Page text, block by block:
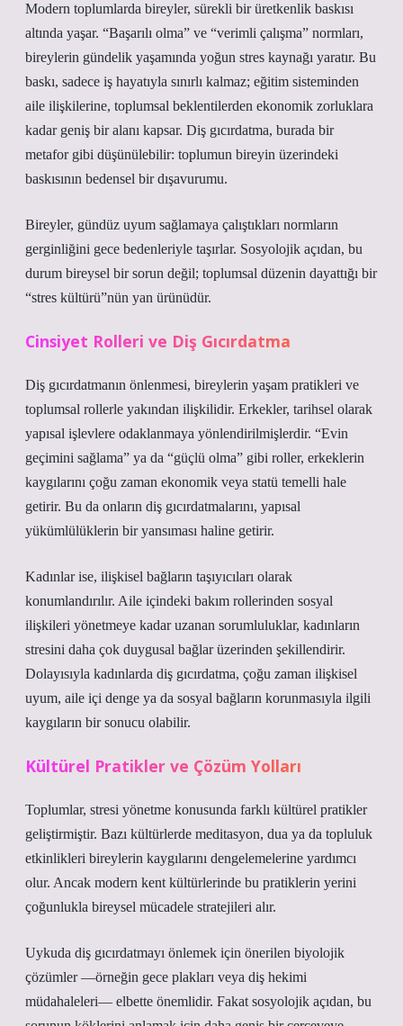
Modern toplumlarda bireyler, sürekli bir üretkenlik baskısı
altında yaşar. “Başarılı olma” ve “verimli çalışma” normları,
bireylerin gündelik yaşamında yoğun stres kaynağı yaratır. Bu
baskı, sadece iş hayatıyla sınırlı kalmaz; eğitim sisteminden
aile ilişkilerine, toplumsal beklentilerden ekonomik zorluklara
kadar geniş bir alanı kapsar. Diş gıcırdatma, burada bir
metafor gibi düşünülebilir: toplumun bireyin üzerindeki
baskısının bedensel bir dışavurumu.
Bireyler, gündüz uyum sağlamaya çalıştıkları normların
gerginliğini gece bedenleriyle taşırlar. Sosyolojik açıdan, bu
durum bireysel bir sorun değil; toplumsal düzenin dayattığı bir
“stres kültürü”nün yan ürünüdür.
Cinsiyet Rolleri ve Diş Gıcırdatma
Diş gıcırdatmanın önlenmesi, bireylerin yaşam pratikleri ve
toplumsal rollerle yakından ilişkilidir. Erkekler, tarihsel olarak
yapısal işlevlere odaklanmaya yönlendirilmişlerdir. “Evin
geçimini sağlama” ya da “güçlü olma” gibi roller, erkeklerin
kaygılarını çoğu zaman ekonomik veya statü temelli hale
getirir. Bu da onların diş gıcırdatmalarını, yapısal
yükümlülüklerin bir yansıması haline getirir.
Kadınlar ise, ilişkisel bağların taşıyıcıları olarak
konumlandırılır. Aile içindeki bakım rollerinden sosyal
ilişkileri yönetmeye kadar uzanan sorumluluklar, kadınların
stresini daha çok duygusal bağlar üzerinden şekillendirir.
Dolayısıyla kadınlarda diş gıcırdatma, çoğu zaman ilişkisel
uyum, aile içi denge ya da sosyal bağların korunmasıyla ilgili
kaygıların bir sonucu olabilir.
Kültürel Pratikler ve Çözüm Yolları
Toplumlar, stresi yönetme konusunda farklı kültürel pratikler
geliştirmiştir. Bazı kültürlerde meditasyon, dua ya da topluluk
etkinlikleri bireylerin kaygılarını dengelemelerine yardımcı
olur. Ancak modern kent kültürlerinde bu pratiklerin yerini
çoğunlukla bireysel mücadele stratejileri alır.
Uykuda diş gıcırdatmayı önlemek için önerilen biyolojik
çözümler —örneğin gece plakları veya diş hekimi
müdahaleleri— elbette önemlidir. Fakat sosyolojik açıdan, bu